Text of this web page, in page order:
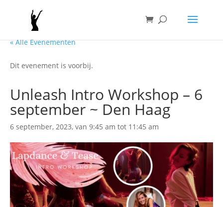
Voeg HTML toe voor de evenement inhoud
« Alle Evenementen
Dit evenement is voorbij.
Unleash Intro Workshop – 6
september ~ Den Haag
6 september, 2023, van 9:45 am tot 11:45 am